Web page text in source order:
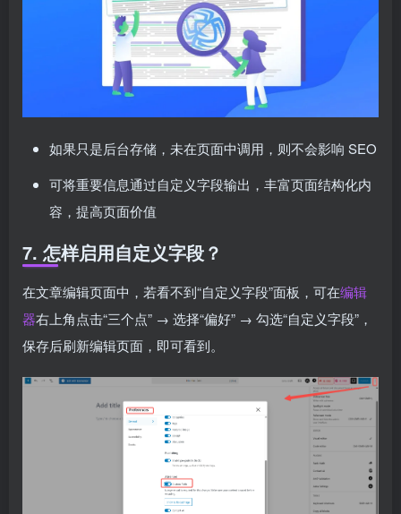
如果只是后台存储，未在页面中调用，则不会影响 SEO
可将重要信息通过自定义字段输出，丰富页面结构化内
容，提高页面价值
7. 怎样启用自定义字段？
在文章编辑页面中，若看不到“自定义字段”面板，可在编辑
器右上角点击“三个点” → 选择“偏好” → 勾选“自定义字段”，
保存后刷新编辑页面，即可看到。